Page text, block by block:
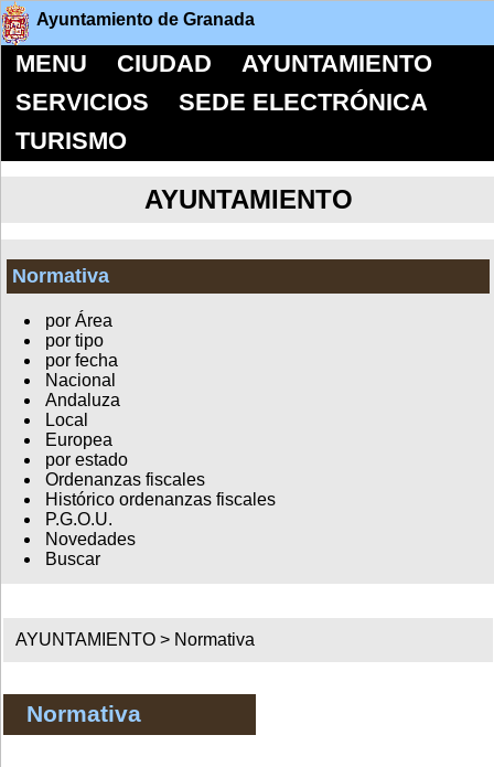
Ayuntamiento de Granada
MENU CIUDAD
AYUNTAMIENTO
SERVICIOS
SEDE ELECTRÓNICA
TURISMO
AYUNTAMIENTO
Normativa
por Área
por tipo
por fecha
Nacional
Andaluza
Local
Europea
por estado
Ordenanzas fiscales
Histórico ordenanzas fiscales
P.G.O.U.
Novedades
Buscar
AYUNTAMIENTO > Normativa
Normativa